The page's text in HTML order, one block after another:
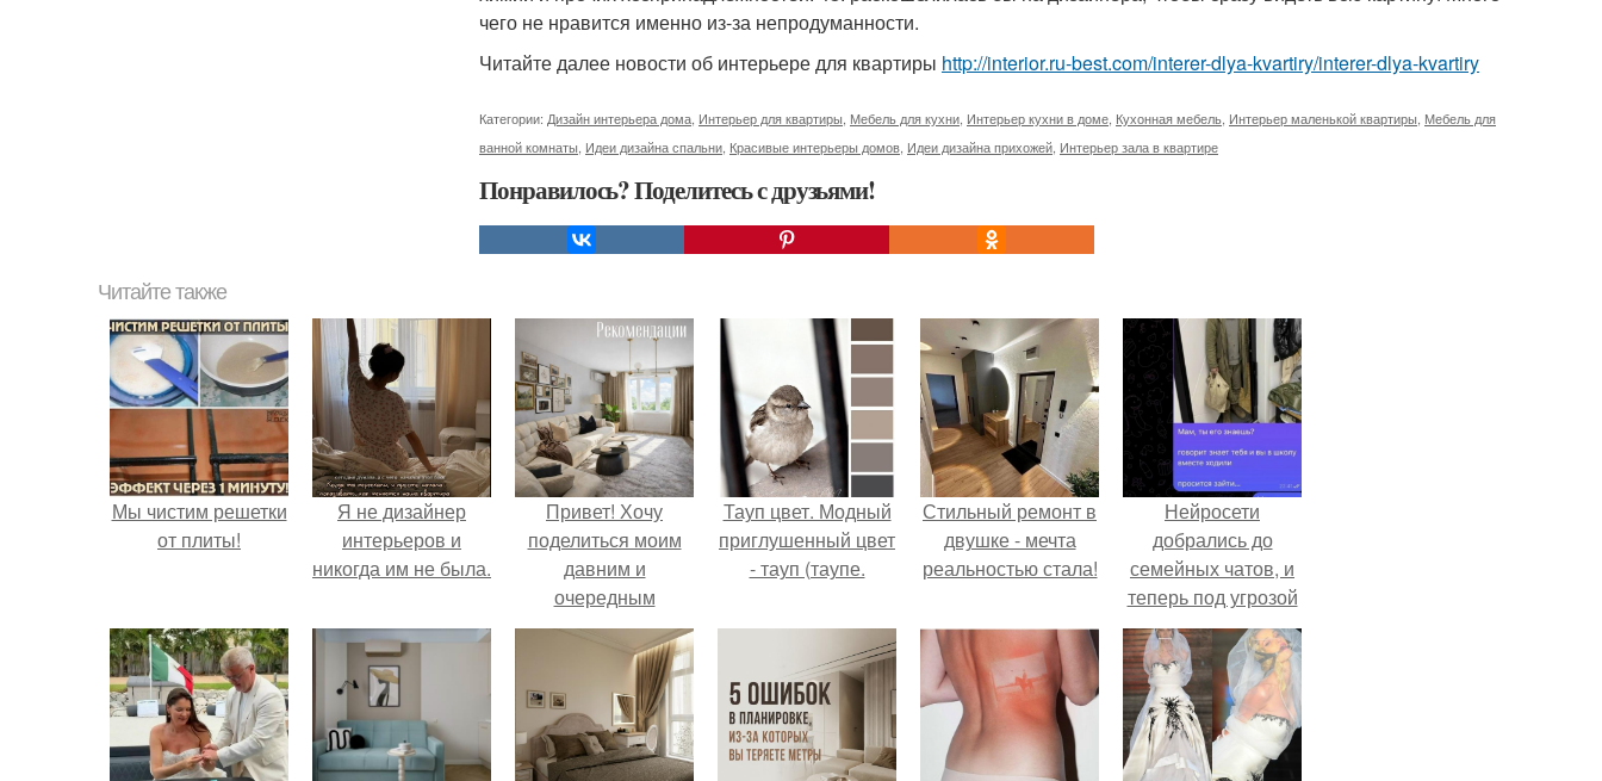
чего не нравится именно из-за непродуманности.
Читайте далее новости об интерьере для квартиры http://interior.ru-best.com/interer-dlya-kvartiry/interer-dlya-kvartiry
Категории: Дизайн интерьера дома Интерьер для квартиры Мебель для кухни Интерьер кухни в доме Кухонная мебель Интерьер маленькой квартиры Мебель для
ванной комнаты Идеи дизайна спальни Красивые интерьеры домов Идеи дизайна прихожей Интерьер зала в квартире
Понравилось? Поделитесь с друзьями!
Читайте также
Мы чистим решетки
от плиты!
Я не дизайнер
интерьеров и
никогда им не была.
Привет! Хочу
поделиться моим
давним и
очередным
неопубликованным
проектом.
Тауп цвет. Модный
приглушенный цвет
- тауп (таупе.
Стильный ремонт в
двушке - мечта
реальностью стала!
Нейросети
добрались до
семейных чатов, и
теперь под угрозой
мамины нервы.